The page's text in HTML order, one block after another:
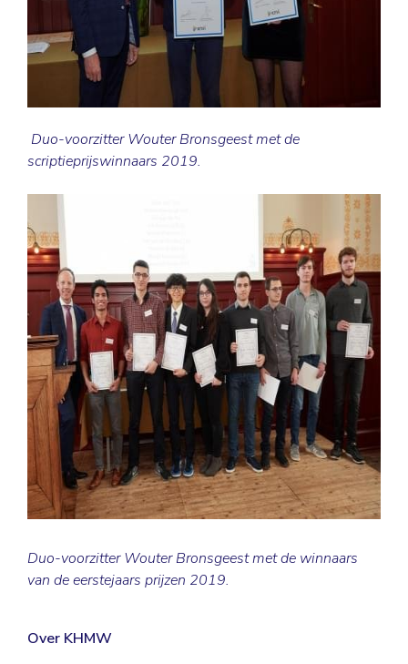
Duo-voorzitter Wouter Bronsgeest met de
scriptieprijswinnaars 2019.
Duo-voorzitter Wouter Bronsgeest met de winnaars
van de eerstejaars prijzen 2019.
Over KHMW